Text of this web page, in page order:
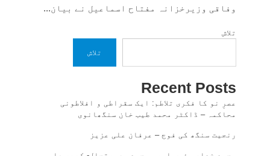
وفاقی وزیرخزانہ مفتاح اسماعیل نے بیان...
تلاش
تلاش
Recent Posts
عصرِ نو کا فکری تلاطم: ایک سقراطی و افلاطونی
محاکمہ – ڈاکٹر محمد طیب خان سنگھانوی
رنجیت سنگھ کی فوج – عرفان علی عزیز